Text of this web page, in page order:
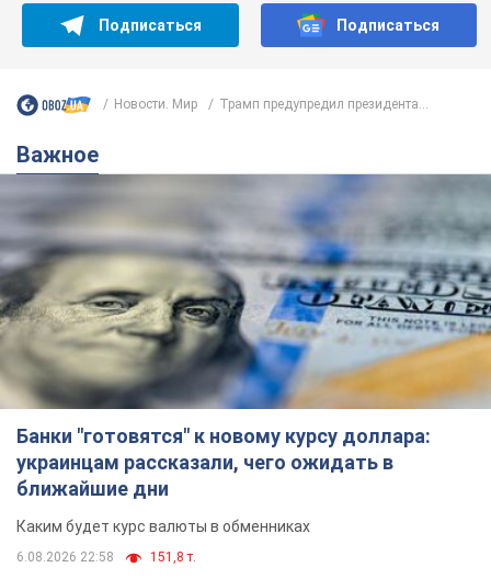
Подписаться Подписаться
Новости. Мир Трамп предупредил президента...
Важное
Банки "готовятся" к новому курсу доллара:
украинцам рассказали, чего ожидать в
ближайшие дни
Каким будет курс валюты в обменниках
6.08.2026 22:58 151,8 т.